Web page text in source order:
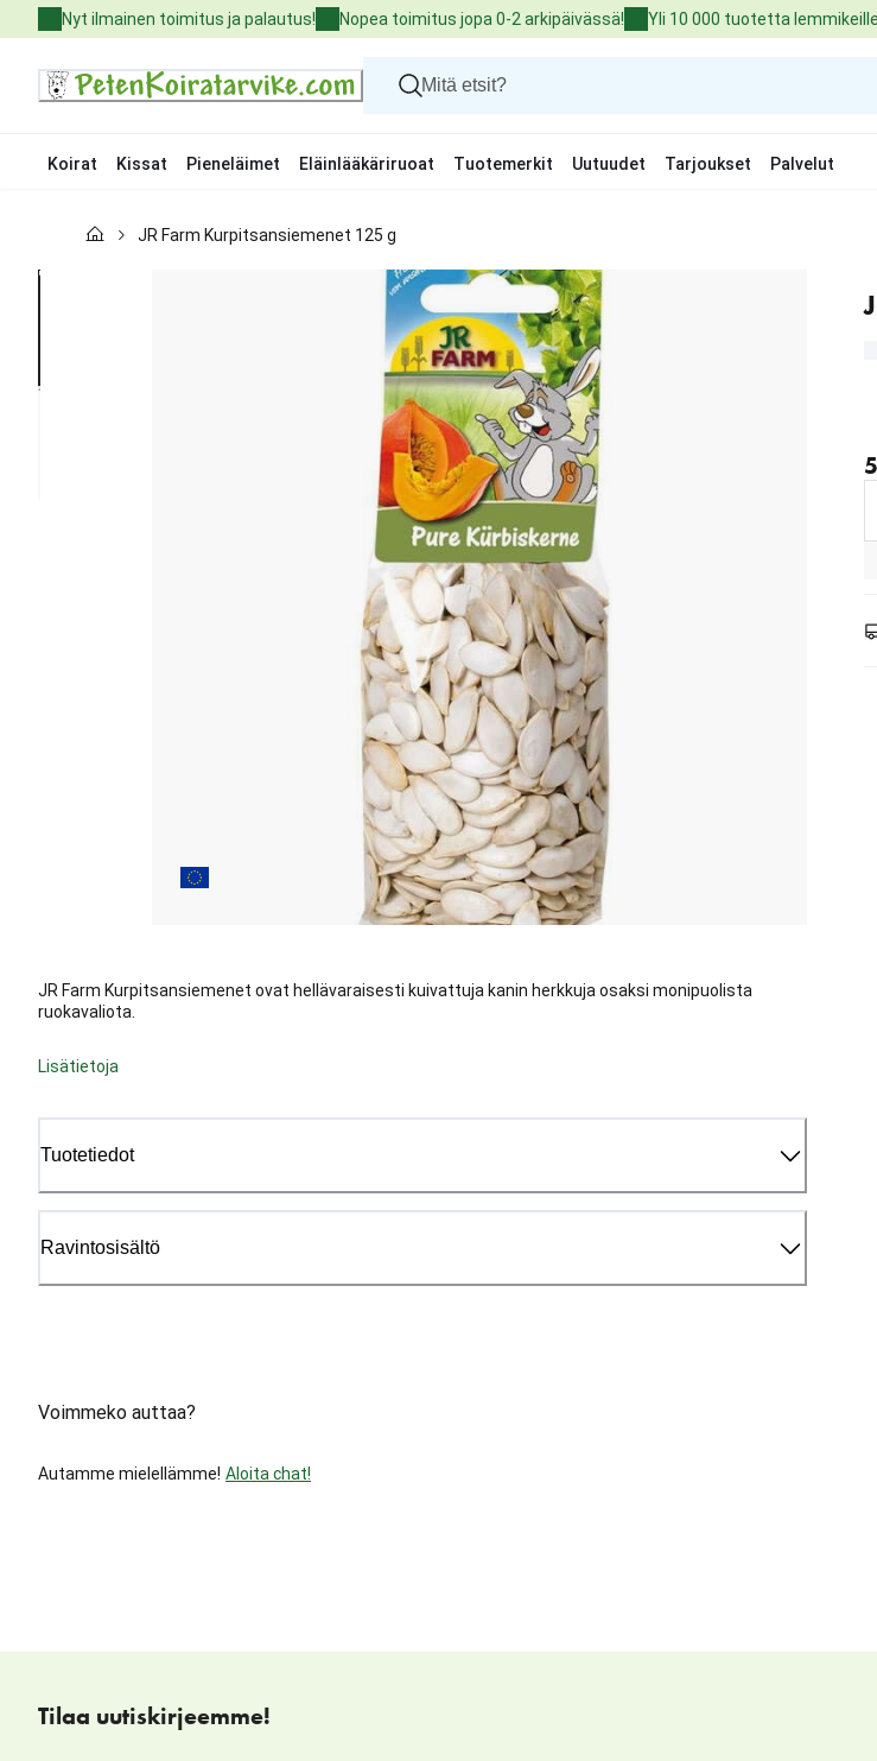
to
Nyt ilmainen toimitus ja palautus! Nopea toimitus jopa 0-2 arkipäivässä! Yli 10 000 tuotetta
Koirat Kissat Pieneläimet Eläinlääkäriruoat Tuotemerkit Uutuudet Tarjoukset Palvelut
Kissat
JR Farm Kurpitsansiemenet 125 g
JR Farm Kurpitsansiemenet ovat hellävaraisesti kuivattuja kanin herkkuja osaksi monipuolista
ruokavaliota.
Lisätietoja
Tuotetiedot
Ravintosisältö
Voimmeko auttaa?
Autamme mielellämme! Aloita chat!
Tilaa uutiskirjeemme!